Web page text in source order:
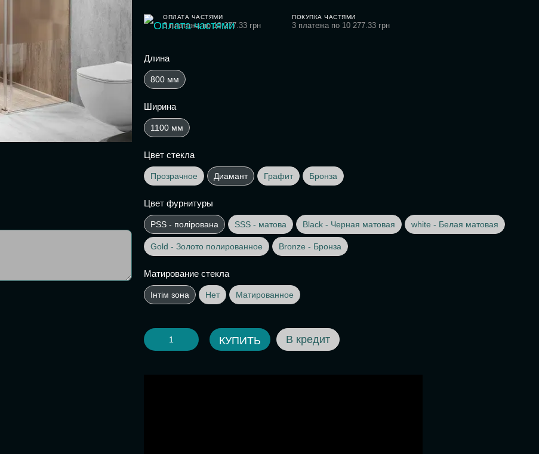
ОПЛАТА ЧАСТЯМИ
3 платежа по 10 277.33 грн
ПОКУПКА ЧАСТЯМИ
3 платежа по 10 277.33 грн
Длина
800 мм
Ширина
1100 мм
Цвет стекла
Прозрачное Диамант Графит Бронза
Цвет фурнитуры
PSS - полірована SSS - матова Black - Черная матовая white - Белая матовая
Gold - Золото полированное Bronze - Бронза
Матирование стекла
Інтім зона Нет Матированное
КУПИТЬ В кредит